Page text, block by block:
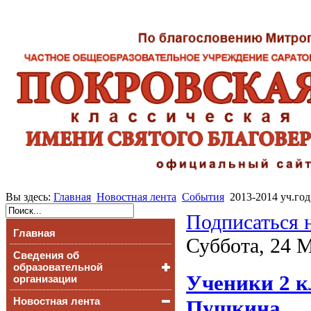
Вы здесь: Главная Новостная лента События 2013-2014 уч.год
Главная
Сведения об
образовательной
организации
Основные сведения
Новостная лента
Подписаться
Суббота, 24
Ученики 2